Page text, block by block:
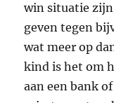
win situatie
geven tegen
wat meer op
kind is het om
aan een bank